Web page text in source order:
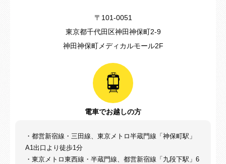
〒101-0051
東京都千代田区神田神保町2-9
神田神保町メディカルモール2F
電車でお越しの方
・都営新宿線・三田線、東京メトロ半蔵門線「神保町駅」
A1出口より徒歩1分
・東京メトロ東西線・半蔵門線、都営新宿線「九段下駅」6